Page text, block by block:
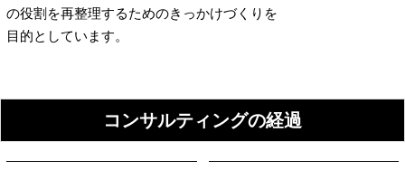
の役割を再整理するためのきっかけづくりを
目的としています。
コンサルティングの経過